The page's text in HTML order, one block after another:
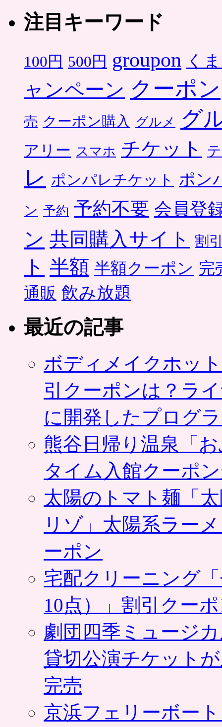
注目キーワード
100円 500円 groupon く
ャンペーン クーポン
売 クーポン購入 グルメ グ
アリー スマホ チケット
レ ポンパレチケット ポン
ン 予約 予約不要 会員登
ン 共同購入サイト 割
ト 半額 半額クーポン 完
通販 飲み放題
最近の記事
ボディメイクホッ
引クーポンは？ラ
に開発したプログ
熊谷日帰り温泉「
タイム入館クーポ
太陽のトマト麺「
リゾ」太陽系ラー
ーポン
宅配クリーニング
10点）」割引クー
劇団四季ミュージ
貸切公演チケット
完売
京浜フェリーボー